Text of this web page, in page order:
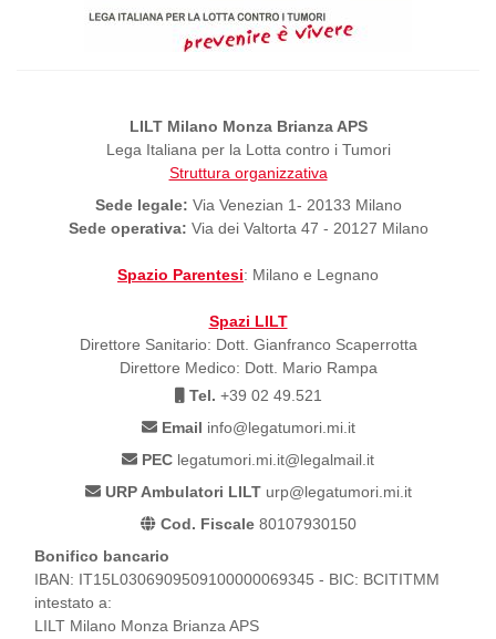
LILT Milano Monza Brianza APS
Lega Italiana per la Lotta contro i Tumori
Struttura organizzativa
Sede legale: Via Venezian 1- 20133 Milano
Sede operativa: Via dei Valtorta 47 - 20127 Milano
Spazio Parentesi: Milano e Legnano
Spazi LILT
Direttore Sanitario: Dott. Gianfranco Scaperrotta
Direttore Medico: Dott. Mario Rampa
Tel. +39 02 49.521
Email info@legatumori.mi.it
PEC legatumori.mi.it@legalmail.it
URP Ambulatori LILTurp@legatumori.mi.it
Cod. Fiscale80107930150
Bonifico bancario
IBAN: IT15L0306909509100000069345 - BIC: BCITITMM
intestato a:
LILT Milano Monza Brianza APS